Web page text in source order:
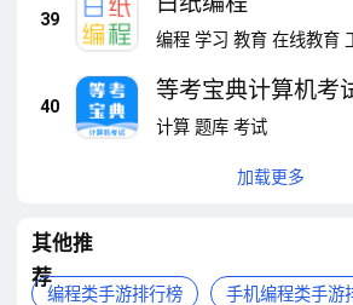
39
编程 学习 教育 在线教育
40
等考宝典计算机考
计算 题库 考试
加载更多
其他推
荐
编程类手游排行榜 手机编程类手游